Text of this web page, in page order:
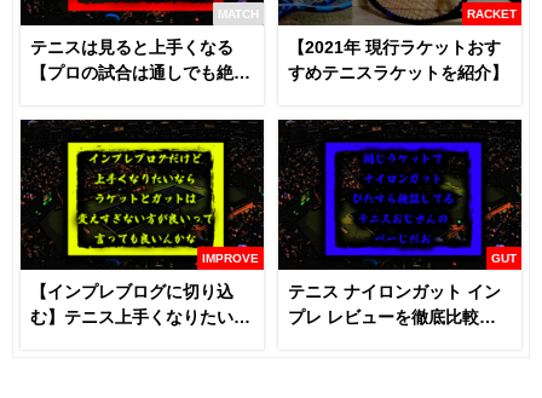
MATCH
テニスは見ると上手くなる
【プロの試合は通しでも絶対
RACKET
【2021年 現行ラケットおす
すめテニスラケットを紹介】
IMPROVE
【インプレブログに切り込
む】テニス上手くなりたいな
GUT
テニス ナイロンガット イン
プレ レビューを徹底比較